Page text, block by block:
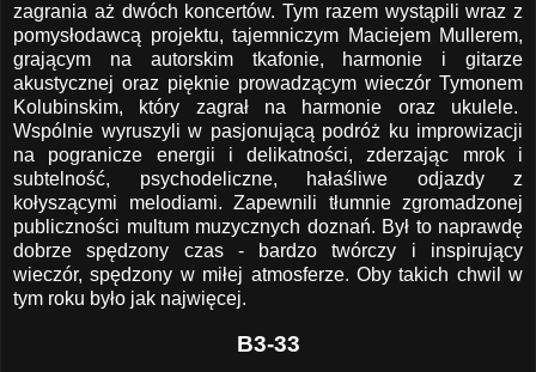
zagrania aż dwóch koncertów. Tym razem wystąpili wraz z
pomysłodawcą projektu, tajemniczym Maciejem Mullerem,
grającym na autorskim tkafonie, harmonie i gitarze
akustycznej oraz pięknie prowadzącym wieczór Tymonem
Kolubinskim, który zagrał na harmonie oraz ukulele.
Wspólnie wyruszyli w pasjonującą podróż ku improwizacji
na pogranicze energii i delikatności, zderzając mrok i
subtelność, psychodeliczne, hałaśliwe odjazdy z
kołyszącymi melodiami. Zapewnili tłumnie zgromadzonej
publiczności multum muzycznych doznań. Był to naprawdę
dobrze spędzony czas - bardzo twórczy i inspirujący
wieczór, spędzony w miłej atmosferze. Oby takich chwil w
tym roku było jak najwięcej.
B3-33